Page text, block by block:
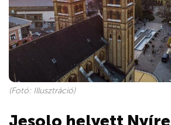
(Fotó: Illusztráció)
Jesolo helyett